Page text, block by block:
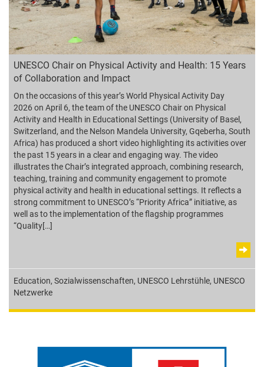
UNESCO Chair on Physical Activity and Health: 15 Years
of Collaboration and Impact
On the occasions of this year’s World Physical Activity Day
2026 on April 6, the team of the UNESCO Chair on Physical
Activity and Health in Educational Settings (University of Basel,
Switzerland, and the Nelson Mandela University, Gqeberha, South
Africa) has produced a short video highlighting its activities over
the past 15 years in a clear and engaging way. The video
illustrates the Chair’s integrated approach, combining research,
teaching, training and community engagement to promote
physical activity and health in educational settings. It reflects a
strong commitment to UNESCO’s “Priority Africa” initiative, as
well as to the implementation of the flagship programmes
“Quality[…]
Education, Sozialwissenschaften, UNESCO Lehrstühle, UNESCO
Netzwerke